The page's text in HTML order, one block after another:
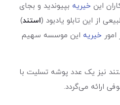
این خیریه بپیوندید و بجای
از این تابلو یادبود (استند)
خیریه این موسسه سهیم
نیز یک عدد پوشه تسلیت با
ارائه می‌گردد.